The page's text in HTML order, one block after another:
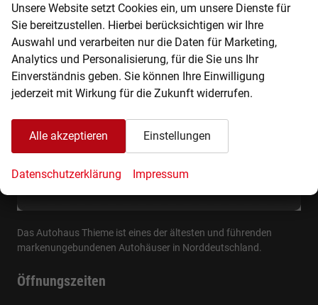
Über uns
Das Autohaus Thieme ist eines der ältesten und führenden
markenungebundenen Autohäuser in Norddeutschland.
Öffnungszeiten
Unsere Website setzt Cookies ein, um unsere Dienste für
Sie bereitzustellen. Hierbei berücksichtigen wir Ihre
Auswahl und verarbeiten nur die Daten für Marketing,
Analytics und Personalisierung, für die Sie uns Ihr
Einverständnis geben. Sie können Ihre Einwilligung
jederzeit mit Wirkung für die Zukunft widerrufen.
Alle akzeptieren Einstellungen
Datenschutzerklärung Impressum